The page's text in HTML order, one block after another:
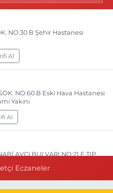
NO:30 B Şehir Hastanesi
Al
NO:60 B Eski Hava Hastanesi
Yakını
Al
AVCI BULVARI NO:21 E TIP
Eczaneler